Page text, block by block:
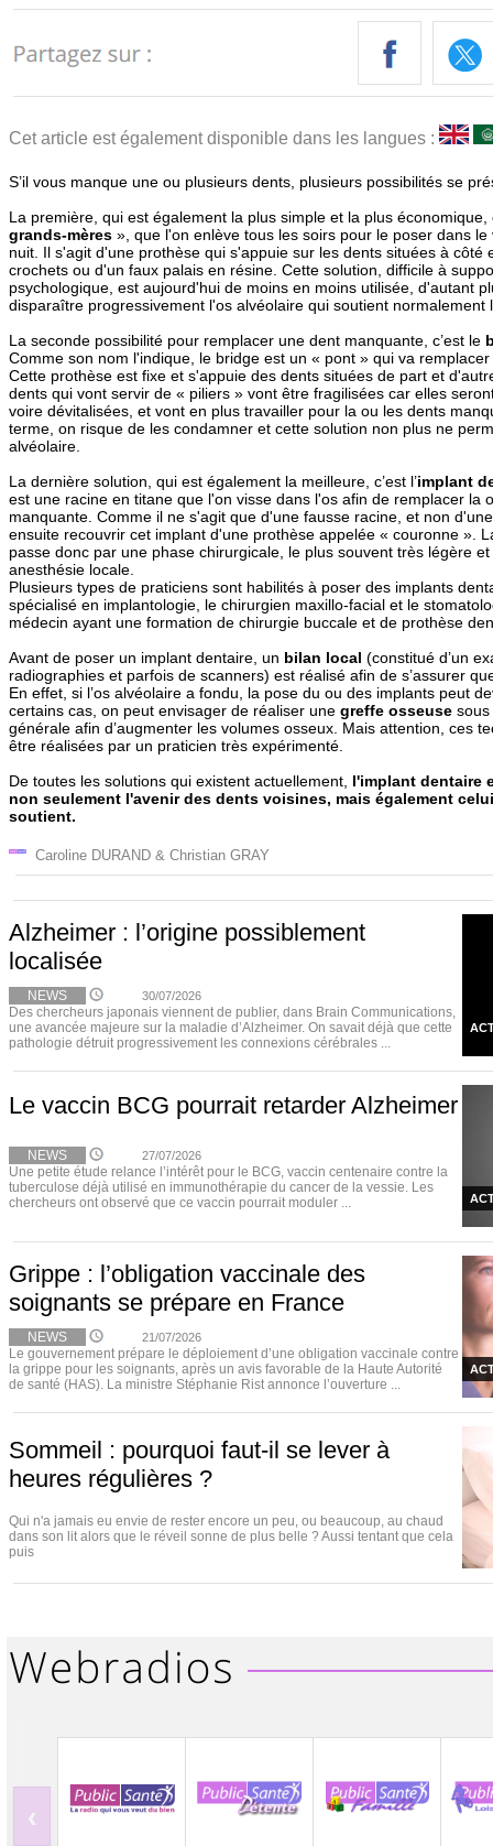
Cet article est également disponible dans les langues :
S’il vous manque une ou plusieurs dents, plusieurs possibilités se
La première, qui est également la plus simple et la plus économique,
grands-mères », que l'on enlève tous les soirs pour le poser dans
nuit. Il s'agit d'une prothèse qui s'appuie sur les dents situées à côté
crochets ou d'un faux palais en résine. Cette solution, difficile à
psychologique, est aujourd'hui de moins en moins utilisée, d'autant
disparaître progressivement l'os alvéolaire qui soutient normalement
La seconde possibilité pour remplacer une dent manquante, c’est le
Comme son nom l'indique, le bridge est un « pont » qui va
Cette prothèse est fixe et s'appuie des dents situées de part et
dents qui vont servir de « piliers » vont être fragilisées car elles
voire dévitalisées, et vont en plus travailler pour la ou les dents
terme, on risque de les condamner et cette solution non plus ne
alvéolaire.
La dernière solution, qui est également la meilleure, c’est l’implant
est une racine en titane que l'on visse dans l'os afin de remplacer la
manquante. Comme il ne s'agit que d'une fausse racine, et non
ensuite recouvrir cet implant d'une prothèse appelée « couronne ».
passe donc par une phase chirurgicale, le plus souvent très légère
anesthésie locale.
Plusieurs types de praticiens sont habilités à poser des implants
spécialisé en implantologie, le chirurgien maxillo-facial et le
médecin ayant une formation de chirurgie buccale et de prothèse
Avant de poser un implant dentaire, un bilan local (constitué d’un
radiographies et parfois de scanners) est réalisé afin de s’assurer
En effet, si l’os alvéolaire a fondu, la pose du ou des implants peut
certains cas, on peut envisager de réaliser une greffe osseuse
générale afin d’augmenter les volumes osseux. Mais attention, ces
être réalisées par un praticien très expérimenté.
De toutes les solutions qui existent actuellement, l'implant dentaire
non seulement l'avenir des dents voisines, mais également
soutient.
Caroline DURAND & Christian GRAY
Alzheimer : l’origine possiblement
localisée
NEWS 30/07/2026
Des chercheurs japonais viennent de publier, dans Brain Communications,
une avancée majeure sur la maladie d’Alzheimer. On savait déjà que cette
pathologie détruit progressivement les connexions cérébrales ...
Le vaccin BCG pourrait retarder Alzheimer
NEWS 27/07/2026
Une petite étude relance l’intérêt pour le BCG, vaccin centenaire contre la
tuberculose déjà utilisé en immunothérapie du cancer de la vessie. Les
chercheurs ont observé que ce vaccin pourrait moduler ...
Grippe : l’obligation vaccinale des
soignants se prépare en France
NEWS 21/07/2026
Le gouvernement prépare le déploiement d’une obligation vaccinale contre
la grippe pour les soignants, après un avis favorable de la Haute Autorité
de santé (HAS). La ministre Stéphanie Rist annonce l’ouverture ...
Sommeil : pourquoi faut-il se lever à
heures régulières ?
Qui n'a jamais eu envie de rester encore un peu, ou beaucoup, au chaud
dans son lit alors que le réveil sonne de plus belle ? Aussi tentant que cela
puis
‹